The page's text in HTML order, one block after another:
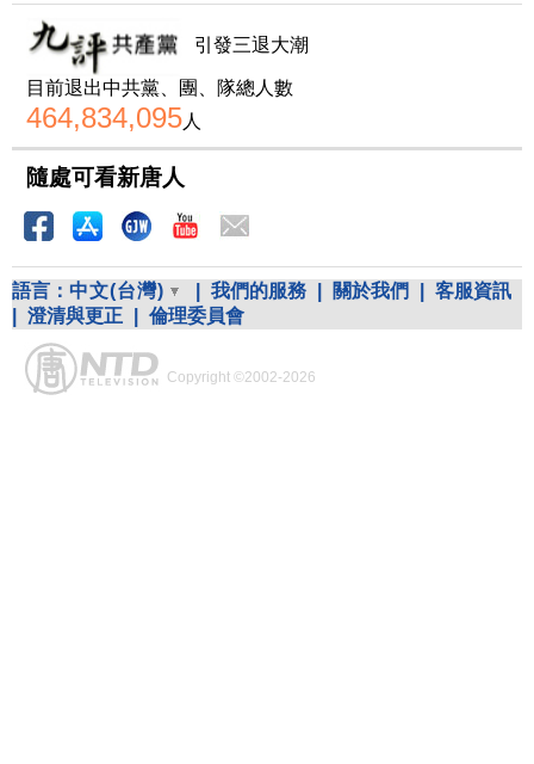
引發三退大潮
目前退出中共黨、團、隊總人數
464,834,095人
隨處可看新唐人
語言： 中文(台灣) 我們的服務 關於我們
客服資訊
澄清與更正 倫理委員會
Copyright ©2002-2026